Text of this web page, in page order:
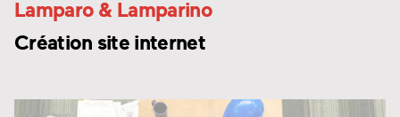
Lamparo & Lamparino
Création site internet